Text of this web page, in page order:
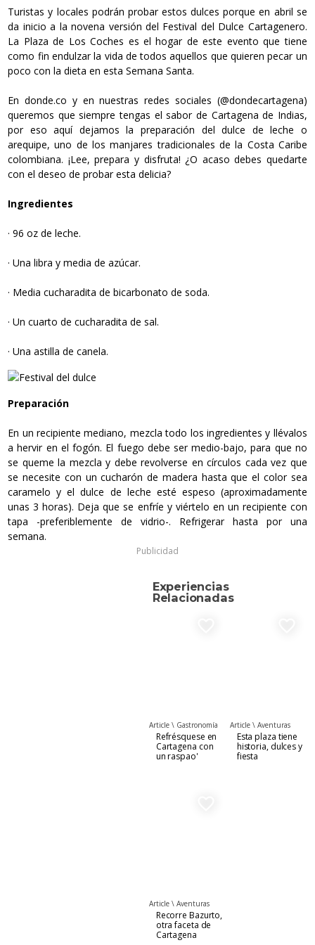
Turistas y locales podrán probar estos dulces porque en abril se
da inicio a la novena versión del Festival del Dulce Cartagenero.
La Plaza de Los Coches es el hogar de este evento que tiene
como fin endulzar la vida de todos aquellos que quieren pecar un
poco con la dieta en esta Semana Santa.
En donde.co y en nuestras redes sociales (@dondecartagena)
queremos que siempre tengas el sabor de Cartagena de Indias,
por eso aquí dejamos la preparación del dulce de leche o
arequipe, uno de los manjares tradicionales de la Costa Caribe
colombiana. ¡Lee, prepara y disfruta! ¿O acaso debes quedarte
con el deseo de probar esta delicia?
Ingredientes
· 96 oz de leche.
· Una libra y media de azúcar.
· Media cucharadita de bicarbonato de soda.
· Un cuarto de cucharadita de sal.
· Una astilla de canela.
Preparación
En un recipiente mediano, mezcla todo los ingredientes y llévalos
a hervir en el fogón. El fuego debe ser medio-bajo, para que no
se queme la mezcla y debe revolverse en círculos cada vez que
se necesite con un cucharón de madera hasta que el color sea
caramelo y el dulce de leche esté espeso (aproximadamente
unas 3 horas). Deja que se enfríe y viértelo en un recipiente con
tapa -preferiblemente de vidrio-. Refrigerar hasta por una
semana.
Publicidad
Experiencias
Relacionadas
Article \ Gastronomía
Refrésquese en
Cartagena con
un raspao'
Article \ Aventuras
Esta plaza tiene
historia, dulces y
fiesta
Article \ Aventuras
Recorre Bazurto,
otra faceta de
Cartagena